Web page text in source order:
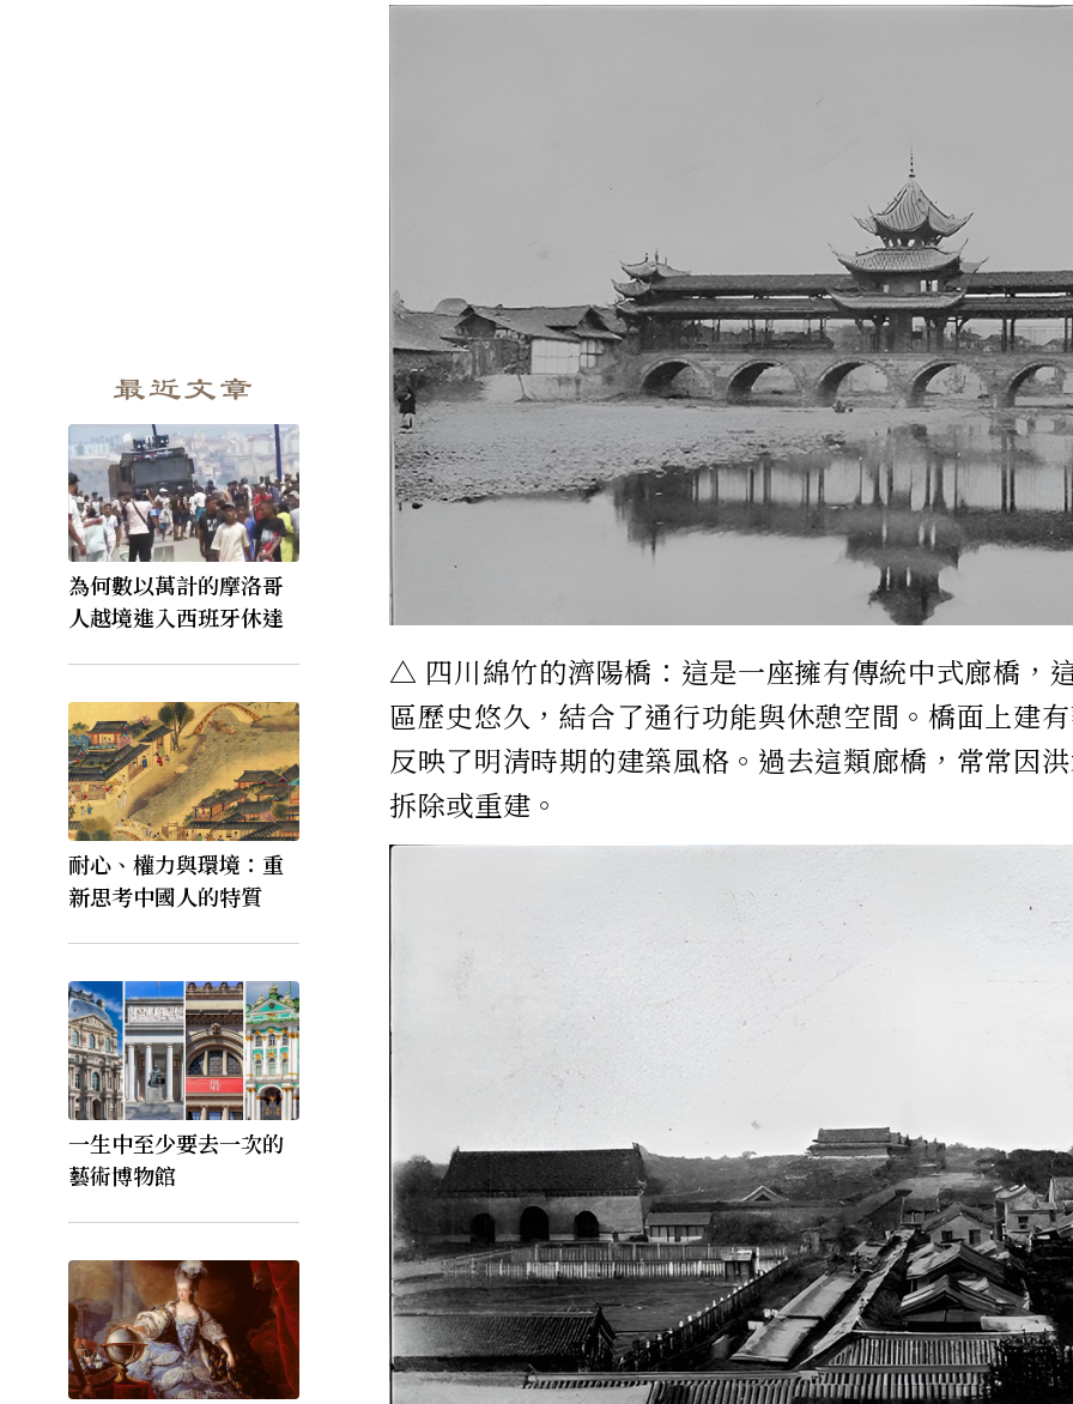
最近文章
為何數以萬計的摩洛哥
人越境進入西班牙休達
耐心、權力與環境：重
新思考中國人的特質
一生中至少要去一次的
藝術博物館
△ 四川綿竹的濟陽橋：這是一座擁有傳統中式廊橋，
區歷史悠久，結合了通行功能與休憩空間。橋面上建
反映了明清時期的建築風格。過去這類廊橋，常常因
拆除或重建。